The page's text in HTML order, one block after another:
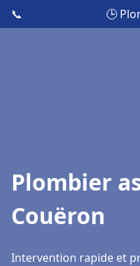
📞 🕒
Plombier
Couëron
Intervention rapide et